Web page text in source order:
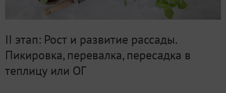
II этап: Рост и развитие рассады.
Пикировка, перевалка, пересадка в
теплицу или ОГ